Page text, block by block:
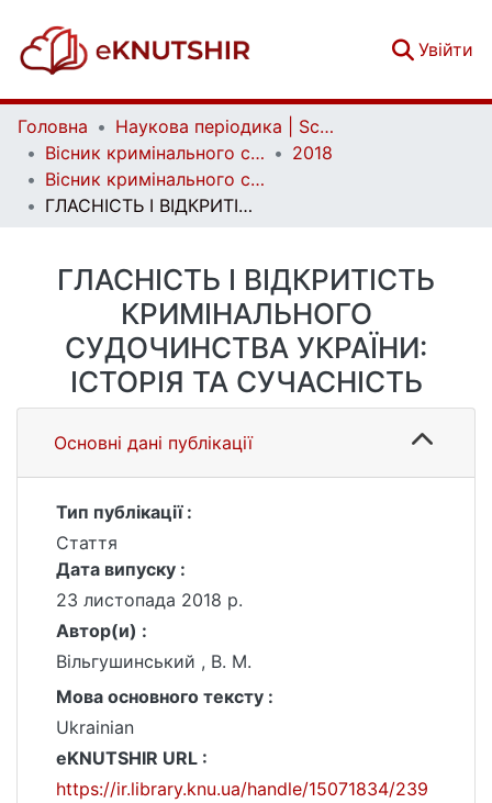
Увійти
Головна
Наукова періодика | Scientific periodicals
Вісник кримінального судочинства | Herald of criminal justice
2018
Вісник кримінального судочинства. № 3
ГЛАСНІСТЬ І ВІДКРИТІСТЬ КРИМІНАЛЬНОГО СУДОЧИНСТВА УКРАЇНИ: ІСТОРІЯ ТА СУЧАСНІСТЬ
ГЛАСНІСТЬ І ВІДКРИТІСТЬ
КРИМІНАЛЬНОГО
СУДОЧИНСТВА УКРАЇНИ:
ІСТОРІЯ ТА СУЧАСНІСТЬ
Основні дані публікації
Тип публікації :
Стаття
Дата випуску :
23 листопада 2018 р.
Автор(и) :
Вільгушинський , В. М.
Мова основного тексту :
Ukrainian
eKNUTSHIR URL :
https://ir.library.knu.ua/handle/15071834/239